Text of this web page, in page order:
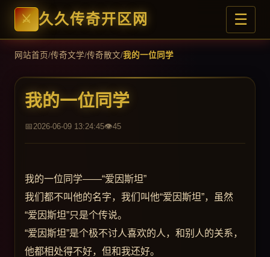
久久传奇开区网 ☰
网站首页/传奇文学/传奇散文/我的一位同学
我的一位同学
2026-06-09 13:24:45 45
我的一位同学——“爱因斯坦”
我们都不叫他的名字，我们叫他“爱因斯坦”，虽然
“爱因斯坦”只是个传说。
“爱因斯坦”是个极不讨人喜欢的人，和别人的关系，
他都相处得不好，但和我还好。